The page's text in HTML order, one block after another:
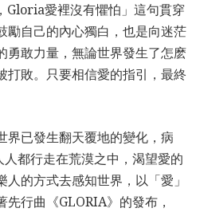
Gloria愛裡沒有懼怕」這句貫穿
勵自己的內心獨白，也是向迷茫
勇敢力量，無論世界發生了怎麽
打敗。只要相信愛的指引，最終
界已發生翻天覆地的變化，病
都行走在荒漠之中，渴望愛的
的方式去感知世界，以「愛」
行曲《GLORIA》的發布，